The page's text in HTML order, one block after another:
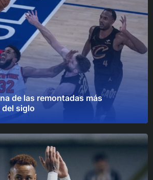
de las remontadas más
siglo